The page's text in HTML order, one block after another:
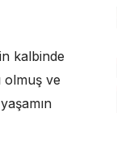
kalbinde
olmuş ve